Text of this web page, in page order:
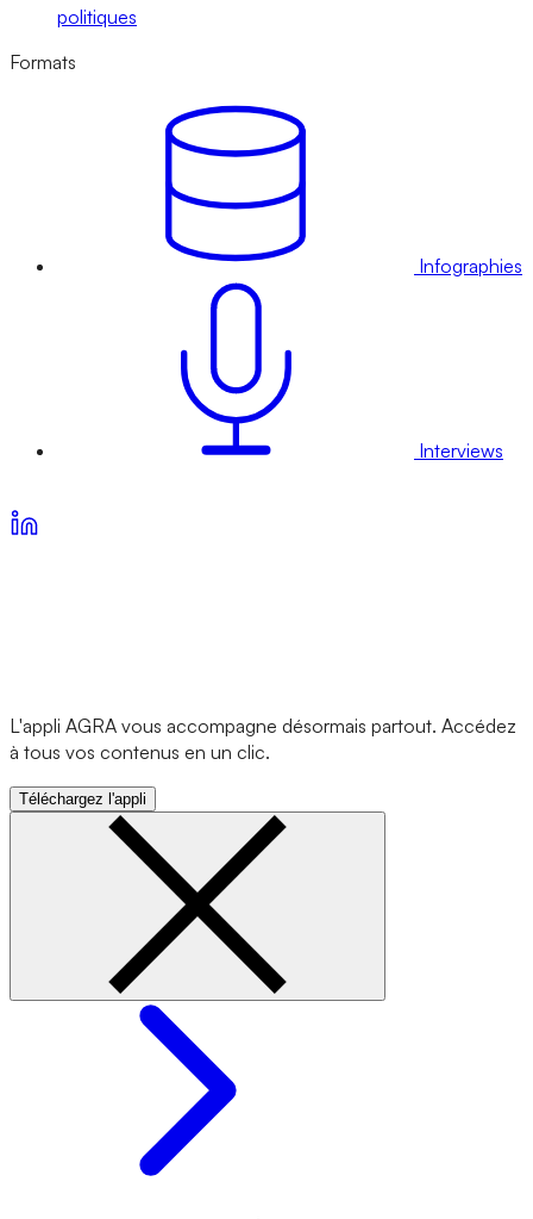
politiques
Formats
Infographies
Interviews
L'appli AGRA vous accompagne désormais partout. Accédez
à tous vos contenus en un clic.
Téléchargez l'appli